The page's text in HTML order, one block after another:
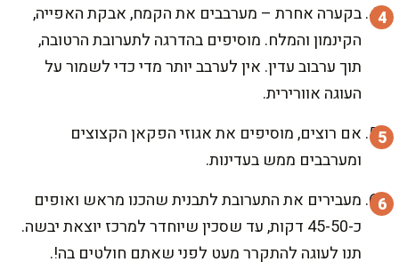
בקערה אחרת – מערבבים את הקמח, אבקת האפייה,
הקינמון והמלח. מוסיפים בהדרגה לתערובת הרטובה,
תוך ערבוב עדין. אין לערבב יותר מדי כדי לשמור על
העוגה אוורירית.
אם רוצים, מוסיפים את אגוזי הפקאן הקצוצים
ומערבבים ממש בעדינות.
מעבירים את התערובת לתבנית שהכנו מראש ואופים
כ-45-50 דקות, עד שסכין שיוחדר למרכז יוצאת יבשה.
תנו לעוגה להתקרר מעט לפני שאתם חולטים בה!.